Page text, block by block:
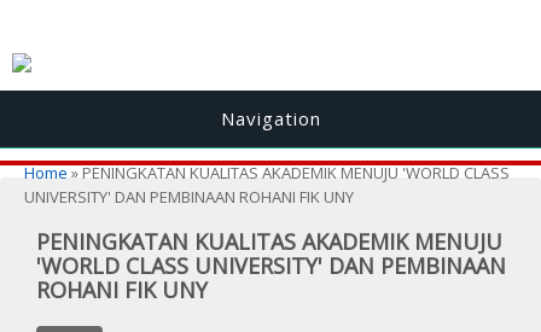
Navigation
You are here
Home» PENINGKATAN KUALITAS AKADEMIK MENUJU 'WORLD CLASS
UNIVERSITY' DAN PEMBINAAN ROHANI FIK UNY
PENINGKATAN KUALITAS AKADEMIK MENUJU
'WORLD CLASS UNIVERSITY' DAN PEMBINAAN
ROHANI FIK UNY